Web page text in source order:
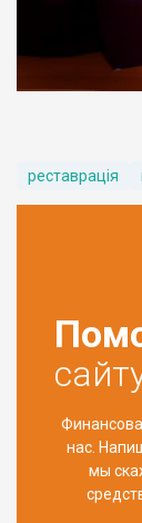
реставрація
нас.
мы